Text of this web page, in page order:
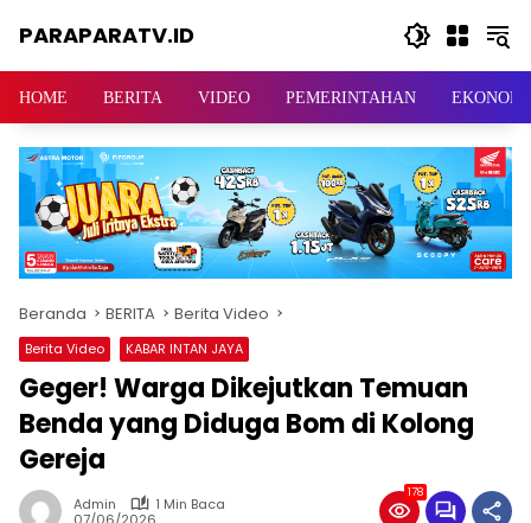
PARAPARATV.ID
Papua
HOME BERITA VIDEO PEMERINTAHAN EKONOMI
Beranda BERITA Berita Video
Berita Video KABAR INTAN JAYA
Geger! Warga Dikejutkan Temuan
Benda yang Diduga Bom di Kolong
Gereja
Admin
1 Min Baca
178